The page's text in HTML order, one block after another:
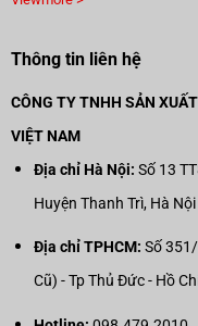
Thông tin liên hệ
CÔNG TY TNHH SẢN
VIỆT NAM
Địa chỉ Hà Nội: Số 13
Huyện Thanh Trì, Hà Nội
Địa chỉ TPHCM: Số
Cũ) - Tp Thủ Đức - Hồ